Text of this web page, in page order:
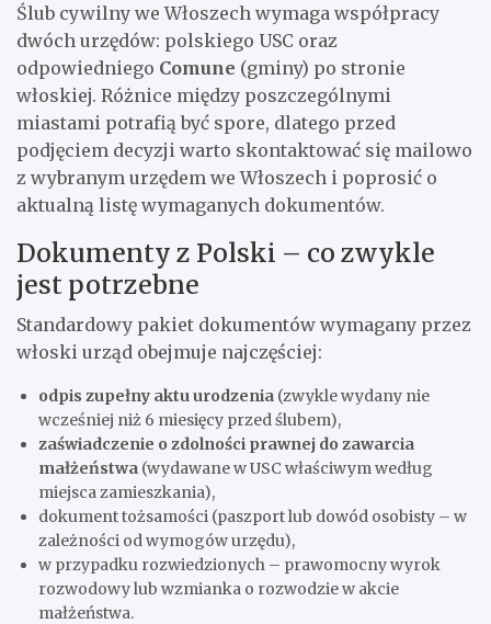
Ślub cywilny we Włoszech wymaga współpracy
dwóch urzędów: polskiego USC oraz
odpowiedniego Comune (gminy) po stronie
włoskiej. Różnice między poszczególnymi
miastami potrafią być spore, dlatego przed
podjęciem decyzji warto skontaktować się mailowo
z wybranym urzędem we Włoszech i poprosić o
aktualną listę wymaganych dokumentów.
Dokumenty z Polski – co zwykle
jest potrzebne
Standardowy pakiet dokumentów wymagany przez
włoski urząd obejmuje najczęściej:
odpis zupełny aktu urodzenia (zwykle wydany nie
wcześniej niż 6 miesięcy przed ślubem),
zaświadczenie o zdolności prawnej do zawarcia
małżeństwa (wydawane w USC właściwym według
miejsca zamieszkania),
dokument tożsamości (paszport lub dowód osobisty – w
zależności od wymogów urzędu),
w przypadku rozwiedzionych – prawomocny wyrok
rozwodowy lub wzmianka o rozwodzie w akcie
małżeństwa.